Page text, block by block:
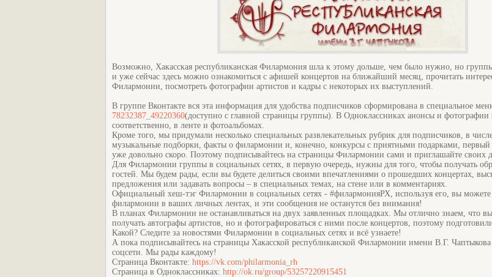
Возможно, Хакасская республиканская Филармония шла к этому дольше, чем было нужно, но
и уже сейчас здесь можно ознакомиться с афишей концертов на ближайший месяц, прочитать
Филармонии, посмотреть фотографии артистов и кадры с некоторых их выступлений.
В группе Вконтакте вся эта информация для удобства подписчиков сформирована в специальное
78232387_49220360(доступно с главной страницы группы). В Одноклассниках анонсы и фотографии
соответственно, в ленте и фотоальбомах.
Кроме того, мы придумали несколько специальных развлекательных рубрик для подписчиков, в
музыкальные подборки, факты о филармонии и, конечно, конкурсы с приятными подарками, первый
уже довольно скоро. Поэтому подписывайтесь на страницы Филармонии сами и приглашайте своих
Для Филармонии группы в социальных сетях, в первую очередь, нужны для того, чтобы получать
гостей. Мы будем рады, если вы будете делиться своими впечатлениями о прошедших концертах,
предложения или задавать вопросы – в специальных темах, на стене или в комментариях.
Официальный хеш-тэг Филармонии в социальных сетях - #филармонияРХ, используя его, вы можете
филармонии в ваших личных лентах, и эти сообщения не останутся без внимания!
В планах Филармонии не останавливаться на двух заявленных площадках. Мы отлично знаем, что
получать автографы артистов, но и фотографироваться с ними после концертов, поэтому
Какой? Следите за новостями Филармонии в социальных сетях и всё узнаете!
А пока подписывайтесь на страницы Хакасской республиканской Филармонии имени В.Г. Чаптыкова
соцсети. Мы рады каждому!
Страница Вконтакте: https://vk.com/philarmonia_rh
Страница в Одноклассниках: http://ok.ru/group/53257220915451